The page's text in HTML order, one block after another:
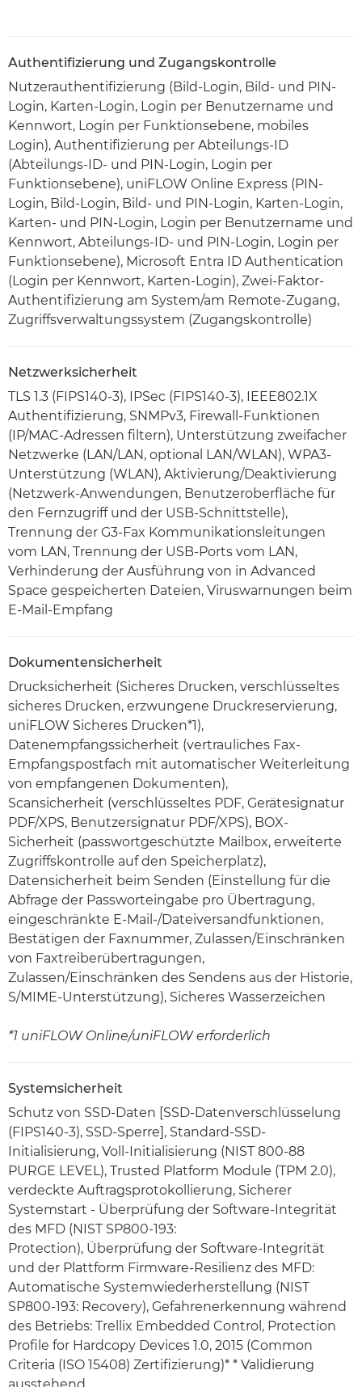
Authentifizierung und Zugangskontrolle
Nutzerauthentifizierung (Bild-Login, Bild- und PIN-
Login, Karten-Login, Login per Benutzername und
Kennwort, Login per Funktionsebene, mobiles
Login), Authentifizierung per Abteilungs-ID
(Abteilungs-ID- und PIN-Login, Login per
Funktionsebene), uniFLOW Online Express (PIN-
Login, Bild-Login, Bild- und PIN-Login, Karten-Login,
Karten- und PIN-Login, Login per Benutzername und
Kennwort, Abteilungs-ID- und PIN-Login, Login per
Funktionsebene), Microsoft Entra ID Authentication
(Login per Kennwort, Karten-Login), Zwei-Faktor-
Authentifizierung am System/am Remote-Zugang,
Zugriffsverwaltungssystem (Zugangskontrolle)
Netzwerksicherheit
TLS 1.3 (FIPS140-3), IPSec (FIPS140-3), IEEE802.1X
Authentifizierung, SNMPv3, Firewall-Funktionen
(IP/MAC-Adressen filtern), Unterstützung zweifacher
Netzwerke (LAN/LAN, optional LAN/WLAN), WPA3-
Unterstützung (WLAN), Aktivierung/Deaktivierung
(Netzwerk-Anwendungen, Benutzeroberfläche für
den Fernzugriff und der USB-Schnittstelle),
Trennung der G3-Fax Kommunikationsleitungen
vom LAN, Trennung der USB-Ports vom LAN,
Verhinderung der Ausführung von in Advanced
Space gespeicherten Dateien, Viruswarnungen beim
E-Mail-Empfang
Dokumentensicherheit
Drucksicherheit (Sicheres Drucken, verschlüsseltes
sicheres Drucken, erzwungene Druckreservierung,
uniFLOW Sicheres Drucken*1),
Datenempfangssicherheit (vertrauliches Fax-
Empfangspostfach mit automatischer Weiterleitung
von empfangenen Dokumenten),
Scansicherheit (verschlüsseltes PDF, Gerätesignatur
PDF/XPS, Benutzersignatur PDF/XPS), BOX-
Sicherheit (passwortgeschützte Mailbox, erweiterte
Zugriffskontrolle auf den Speicherplatz),
Datensicherheit beim Senden (Einstellung für die
Abfrage der Passworteingabe pro Übertragung,
eingeschränkte E-Mail-/Dateiversandfunktionen,
Bestätigen der Faxnummer, Zulassen/Einschränken
von Faxtreiberübertragungen,
Zulassen/Einschränken des Sendens aus der Historie,
S/MIME-Unterstützung), Sicheres Wasserzeichen
*1 uniFLOW Online/uniFLOW erforderlich
Systemsicherheit
Schutz von SSD-Daten [SSD-Datenverschlüsselung
(FIPS140-3), SSD-Sperre], Standard-SSD-
Initialisierung, Voll-Initialisierung (NIST 800-88
PURGE LEVEL), Trusted Platform Module (TPM 2.0),
verdeckte Auftragsprotokollierung, Sicherer
Systemstart - Überprüfung der Software-Integrität
des MFD (NIST SP800-193:
Protection), Überprüfung der Software-Integrität
und der Plattform Firmware-Resilienz des MFD:
Automatische Systemwiederherstellung (NIST
SP800-193: Recovery), Gefahrenerkennung während
des Betriebs: Trellix Embedded Control, Protection
Profile for Hardcopy Devices 1.0, 2015 (Common
Criteria (ISO 15408) Zertifizierung)* * Validierung